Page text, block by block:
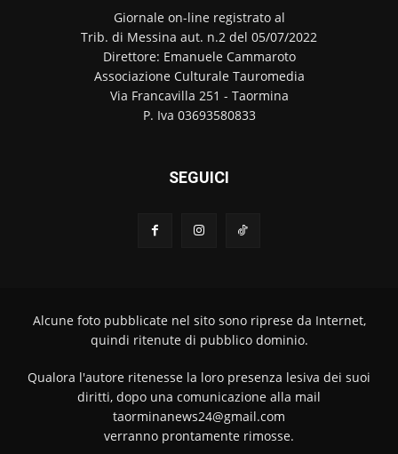
Giornale on-line registrato al
Trib. di Messina aut. n.2 del 05/07/2022
Direttore: Emanuele Cammaroto
Associazione Culturale Tauromedia
Via Francavilla 251 - Taormina
P. Iva 03693580833
SEGUICI
Alcune foto pubblicate nel sito sono riprese da Internet,
quindi ritenute di pubblico dominio.
Qualora l'autore ritenesse la loro presenza lesiva dei suoi
diritti, dopo una comunicazione alla mail
taorminanews24@gmail.com
verranno prontamente rimosse.